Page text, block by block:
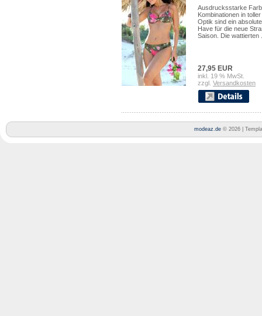
Ausdrucksstarke
Kombinationen in
Optik sind ein
Have für die neue
Saison. Die wattierten
27,95 EUR
inkl. 19 % MwSt.
zzgl. Versandkosten
modeaz.de © 2026 |